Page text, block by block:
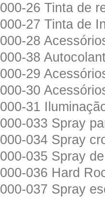
000-26 Tinta de
000-27 Tinta de
000-28
000-38
000-29
000-30
000-31
000-033 Spray
000-034 Spray
000-035 Spray
000-036 Hard
000-037 Spray